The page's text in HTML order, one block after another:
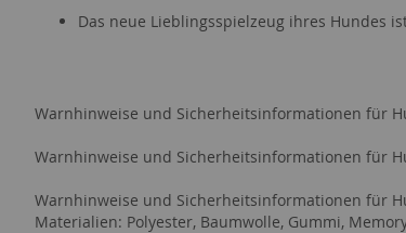
Das neue Lieblingsspielzeug ihres Hundes
Warnhinweise und Sicherheitsinformationen für
Warnhinweise und Sicherheitsinformationen für
Warnhinweise und Sicherheitsinformationen für
Materialien: Polyester, Baumwolle, Gummi,